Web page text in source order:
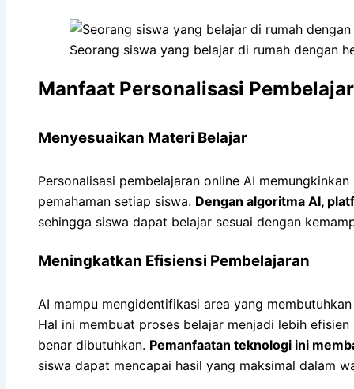
Seorang siswa yang belajar di rumah dengan
Manfaat Personalisasi
Menyesuaikan Materi Belajar
Personalisasi pembelajaran online AI
pemahaman setiap siswa. Dengan algoritma AI,
sehingga siswa dapat belajar sesuai dengan
Meningkatkan Efisiensi Pembelajaran
AI mampu mengidentifikasi area yang
Hal ini membuat proses belajar menjadi lebih
benar dibutuhkan. Pemanfaatan teknologi ini
siswa dapat mencapai hasil yang maksimal dalam